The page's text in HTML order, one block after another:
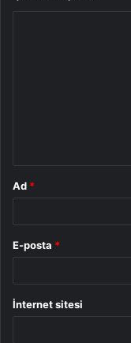
Ad *
E-posta *
İnternet sitesi